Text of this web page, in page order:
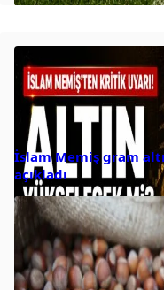
İslam Memiş gram
açıkladı